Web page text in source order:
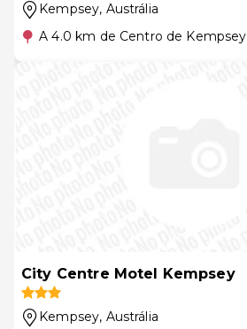
Kempsey, Austrália
A 4.0 km de Centro de Kempsey
City Centre Motel Kempsey
Kempsey, Austrália